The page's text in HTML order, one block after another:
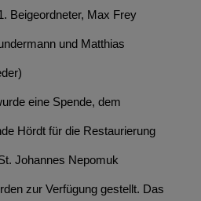
Beigeordneter, Max Frey
und Matthias
eine Spende, dem
Hördt für die Restaurierung
Johannes Nepomuk
zur Verfügung gestellt. Das